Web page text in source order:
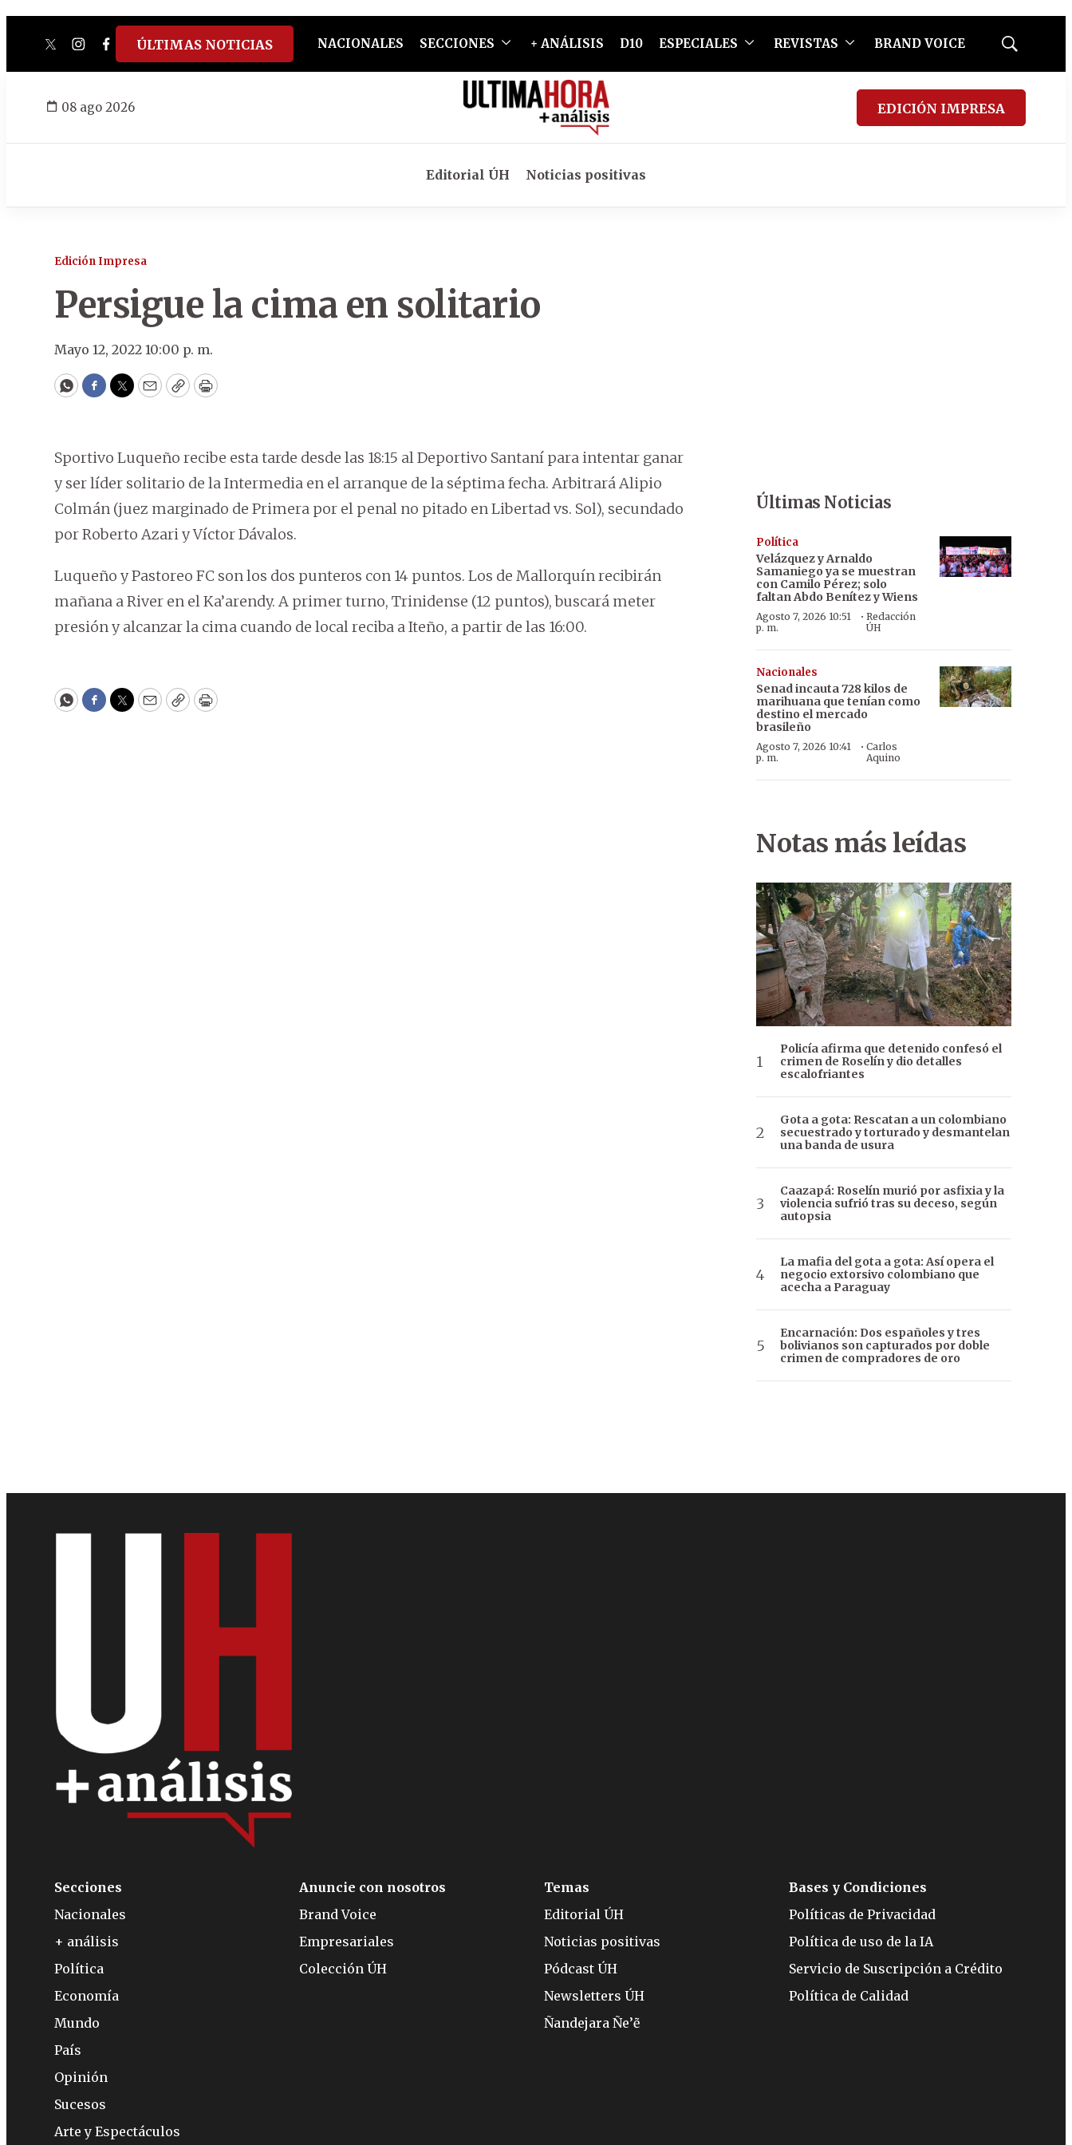
twitterinstagram
facebook
tiktokyoutube
spotify
ÚLTIMAS NOTICIAS NACIONALES SECCIONES + ANÁLISIS D10 ESPECIALES REVISTAS BRAND VOICE
Mostrar
08 ago 2026 EDICIÓN IMPRESA
Editorial ÚH Noticias positivas
Edición Impresa
Persigue la cima en solitario
Mayo 12, 2022 10:00 p. m.
WhatsApp
Facebook
Twitter
EmailCopyPrint
Sportivo Luqueño recibe esta tarde desde las 18:15 al Deportivo Santaní para intentar ganar
y ser líder solitario de la Intermedia en el arranque de la séptima fecha. Arbitrará Alipio
Colmán (juez marginado de Primera por el penal no pitado en Libertad vs. Sol), secundado
por Roberto Azari y Víctor Dávalos.
Luqueño y Pastoreo FC son los dos punteros con 14 puntos. Los de Mallorquín recibirán
mañana a River en el Ka’arendy. A primer turno, Trinidense (12 puntos), buscará meter
presión y alcanzar la cima cuando de local reciba a Iteño, a partir de las 16:00.
WhatsApp
Facebook
Twitter
EmailCopyPrint
Últimas Noticias
Política
Velázquez y Arnaldo
Samaniego ya se muestran
con Camilo Pérez; solo
faltan Abdo Benítez y Wiens
Agosto 7, 2026 10:51
p. m.
·Redacción
ÚH
Nacionales
Senad incauta 728 kilos de
marihuana que tenían como
destino el mercado
brasileño
Agosto 7, 2026 10:41
p. m.
· Carlos
Aquino
Notas más leídas
Policía afirma que detenido confesó el
crimen de Roselín y dio detalles
escalofriantes
Gota a gota: Rescatan a un colombiano
secuestrado y torturado y desmantelan
una banda de usura
Caazapá: Roselín murió por asfixia y la
violencia sufrió tras su deceso, según
autopsia
La mafia del gota a gota: Así opera el
negocio extorsivo colombiano que
acecha a Paraguay
Encarnación: Dos españoles y tres
bolivianos son capturados por doble
crimen de compradores de oro
Secciones
Nacionales
+ análisis
Política
Economía
Mundo
País
Opinión
Sucesos
Arte y Espectáculos
Anuncie con nosotros
Brand Voice
Empresariales
Colección ÚH
Temas
Editorial ÚH
Noticias positivas
Pódcast ÚH
Newsletters ÚH
Ñandejara Ñe’ẽ
Bases y Condiciones
Políticas de Privacidad
Política de uso de la IA
Servicio de Suscripción a Crédito
Política de Calidad